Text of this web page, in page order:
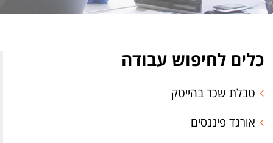
כלים לחיפוש עבודה
טבלת שכר בהייטק
אורגד פיננסים